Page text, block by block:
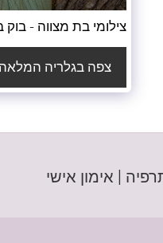
צילומי בת מצווה -
צפה בגלריה המלאה
| אימון אישי